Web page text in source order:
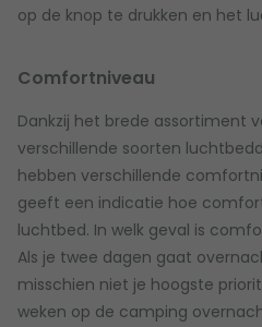
op de knop te drukken en het
Comfortniveau
Dankzij het brede assortiment
verschillende soorten
hebben verschillende
geeft een indicatie hoe
luchtbed. In welk geval is
Als je twee dagen gaat
misschien niet je hoogste
weken op de camping